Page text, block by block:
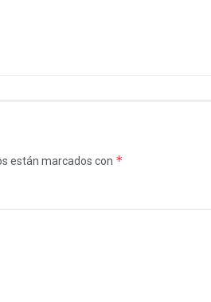
están marcados con *